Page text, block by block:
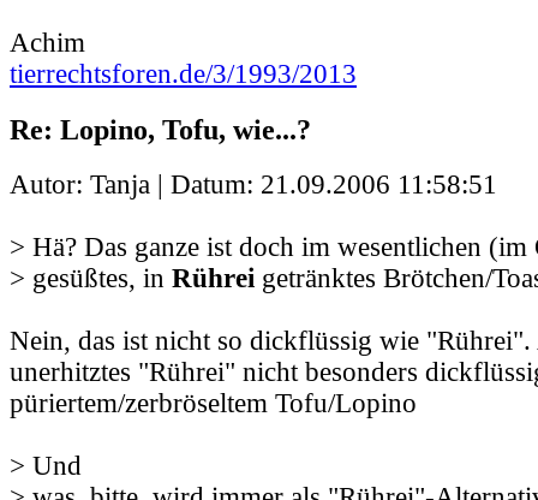
Achim
tierrechtsforen.de/3/1993/2013
Re: Lopino, Tofu, wie...?
Autor: Tanja | Datum: 21.09.2006 11:58:51
> Hä? Das ganze ist doch im wesentlichen
> gesüßtes, in Rührei getränktes Brötchen/
Nein, das ist nicht so dickflüssig wie "Rührei".
unerhitztes "Rührei" nicht besonders
püriertem/zerbröseltem Tofu/Lopino
> Und